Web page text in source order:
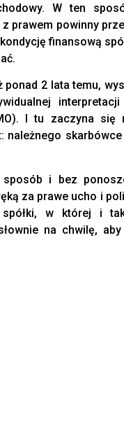
W ten
prawem powinny
finansową
2 lata temu,
I tu zaczyna
należnego
i bez
za prawe ucho i
spółki, w której i
na chwilę,